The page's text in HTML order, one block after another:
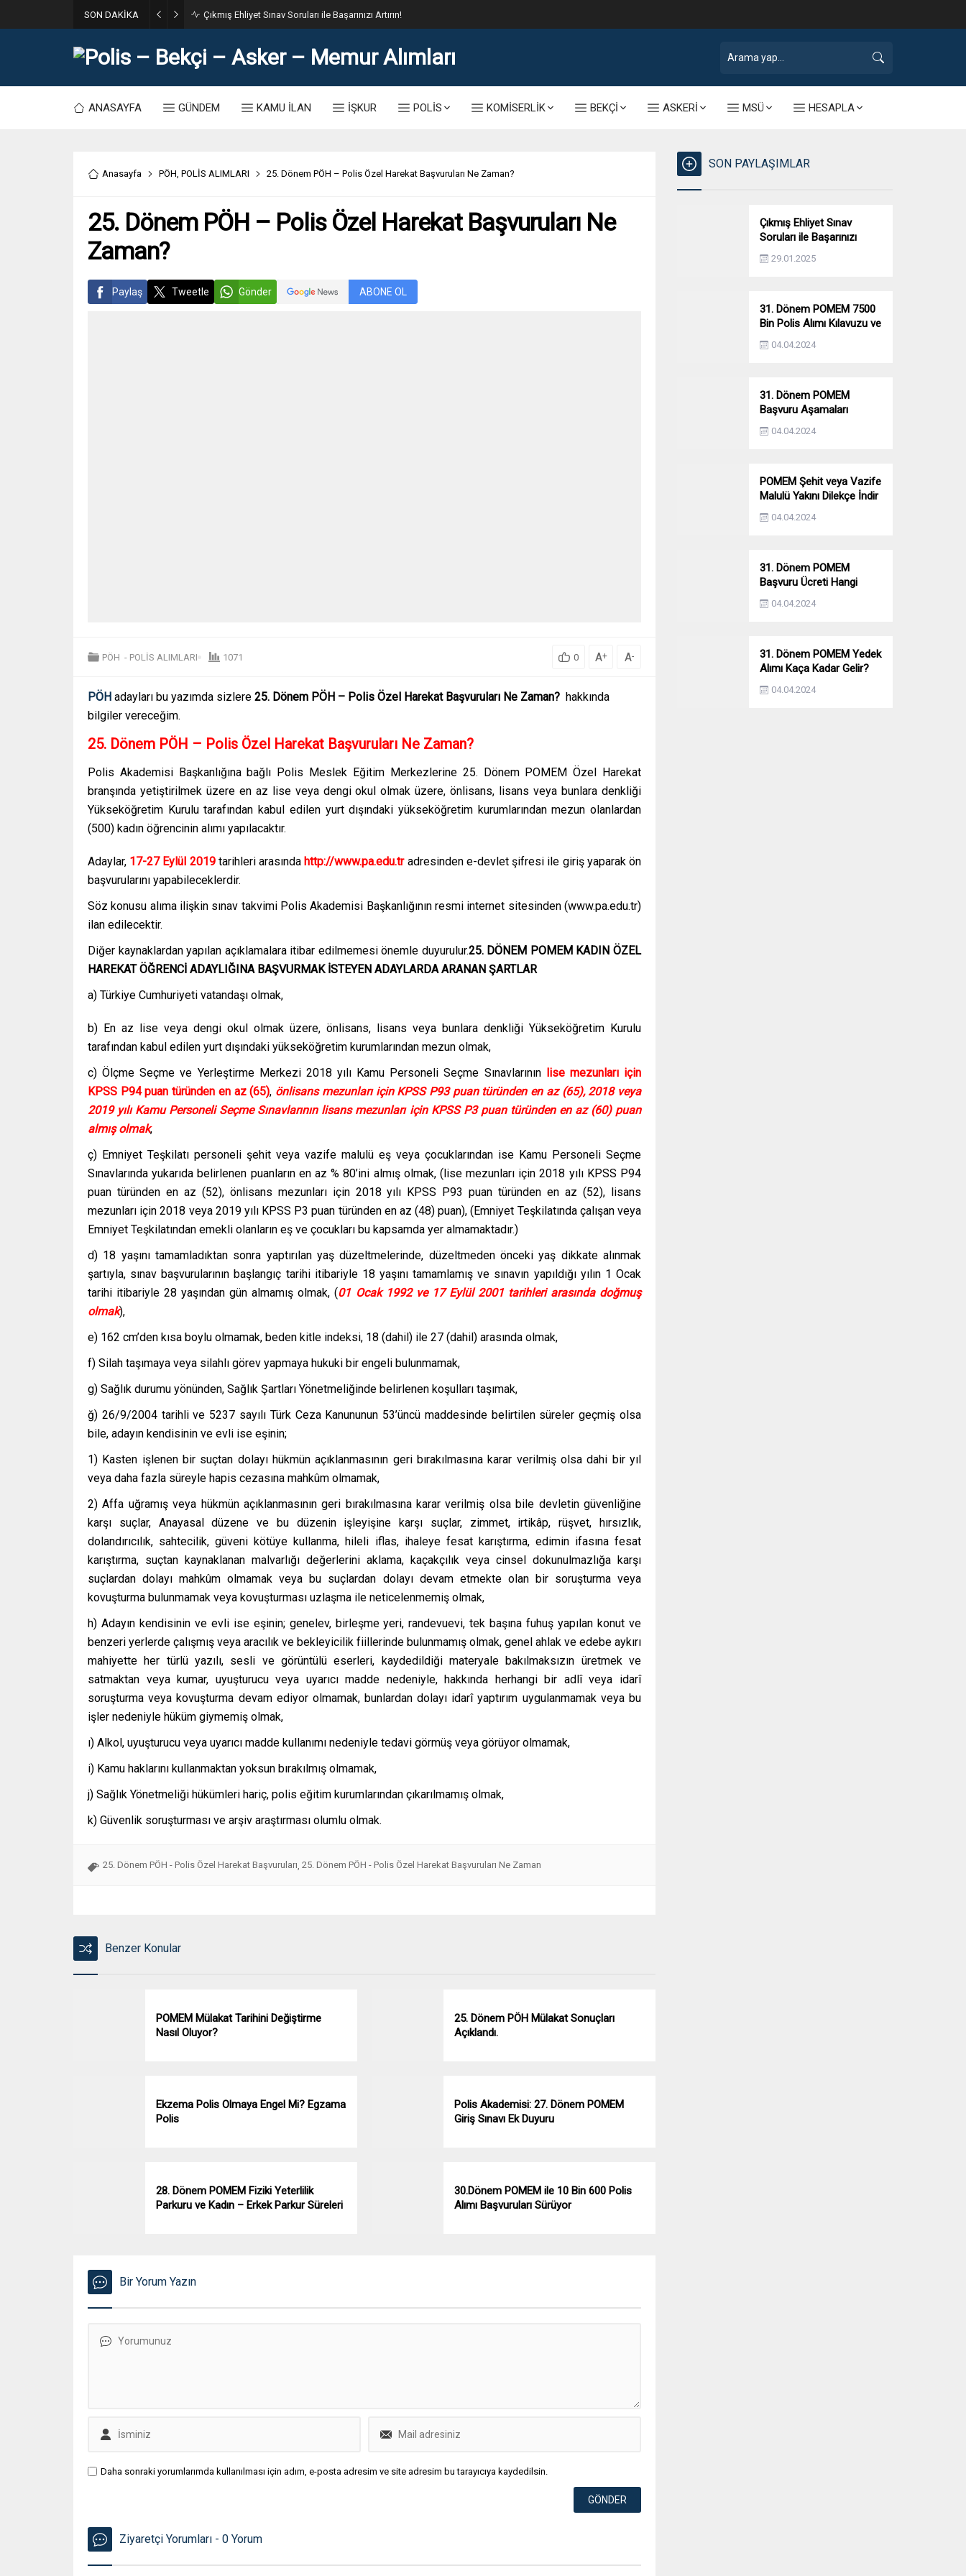
SON DAKİKA 31. Dönem POMEM 7500 Bin Polis Alımı Kılavuzu ve Başvuru Ekranı
ANASAYFA GÜNDEM KAMU İLAN İŞKUR POLİS KOMİSERLİK BEKÇİ ASKERİ MSÜ HESAPLA
Anasayfa PÖH, POLİS ALIMLARI 25. Dönem PÖH – Polis Özel Harekat Başvuruları Ne Zaman?
25. Dönem PÖH – Polis Özel Harekat Başvuruları Ne
Zaman?
Paylaş Tweetle Gönder ABONE OL
PÖH - POLİS ALIMLARI 1071 0 A+ A-
PÖH adayları bu yazımda sizlere 25. Dönem PÖH – Polis Özel Harekat Başvuruları Ne Zaman? hakkında
bilgiler vereceğim.
25. Dönem PÖH – Polis Özel Harekat Başvuruları Ne Zaman?
Polis Akademisi Başkanlığına bağlı Polis Meslek Eğitim Merkezlerine 25. Dönem POMEM Özel Harekat
branşında yetiştirilmek üzere en az lise veya dengi okul olmak üzere, önlisans, lisans veya bunlara denkliği
Yükseköğretim Kurulu tarafından kabul edilen yurt dışındaki yükseköğretim kurumlarından mezun olanlardan
(500) kadın öğrencinin alımı yapılacaktır.
Adaylar, 17-27 Eylül 2019 tarihleri arasında http://www.pa.edu.tradresinden e-devlet şifresi ile giriş yaparak ön
başvurularını yapabileceklerdir.
Söz konusu alıma ilişkin sınav takvimi Polis Akademisi Başkanlığının resmi internet sitesinden (www.pa.edu.tr)
ilan edilecektir.
Diğer kaynaklardan yapılan açıklamalara itibar edilmemesi önemle duyurulur.25. DÖNEM POMEM KADIN ÖZEL
HAREKAT ÖĞRENCİ ADAYLIĞINA BAŞVURMAK İSTEYEN ADAYLARDA ARANAN ŞARTLAR
a) Türkiye Cumhuriyeti vatandaşı olmak,
b) En az lise veya dengi okul olmak üzere, önlisans, lisans veya bunlara denkliği Yükseköğretim Kurulu
tarafından kabul edilen yurt dışındaki yükseköğretim kurumlarından mezun olmak,
c) Ölçme Seçme ve Yerleştirme Merkezi 2018 yılı Kamu Personeli Seçme Sınavlarının lise mezunları için
KPSS P94 puan türünden en az (65), önlisans mezunları için KPSS P93 puan türünden en az (65), 2018 veya
2019 yılı Kamu Personeli Seçme Sınavlarının lisans mezunları için KPSS P3 puan türünden en az (60) puan
almış olmak,
ç) Emniyet Teşkilatı personeli şehit veya vazife malulü eş veya çocuklarından ise Kamu Personeli Seçme
Sınavlarında yukarıda belirlenen puanların en az % 80’ini almış olmak, (lise mezunları için 2018 yılı KPSS P94
puan türünden en az (52), önlisans mezunları için 2018 yılı KPSS P93 puan türünden en az (52), lisans
mezunları için 2018 veya 2019 yılı KPSS P3 puan türünden en az (48) puan), (Emniyet Teşkilatında çalışan veya
Emniyet Teşkilatından emekli olanların eş ve çocukları bu kapsamda yer almamaktadır.)
d) 18 yaşını tamamladıktan sonra yaptırılan yaş düzeltmelerinde, düzeltmeden önceki yaş dikkate alınmak
şartıyla, sınav başvurularının başlangıç tarihi itibariyle 18 yaşını tamamlamış ve sınavın yapıldığı yılın 1 Ocak
tarihi itibariyle 28 yaşından gün almamış olmak, (01 Ocak 1992 ve 17 Eylül 2001 tarihleri arasında doğmuş
olmak),
e) 162 cm’den kısa boylu olmamak, beden kitle indeksi, 18 (dahil) ile 27 (dahil) arasında olmak,
f) Silah taşımaya veya silahlı görev yapmaya hukuki bir engeli bulunmamak,
g) Sağlık durumu yönünden, Sağlık Şartları Yönetmeliğinde belirlenen koşulları taşımak,
ğ) 26/9/2004 tarihli ve 5237 sayılı Türk Ceza Kanununun 53’üncü maddesinde belirtilen süreler geçmiş olsa
bile, adayın kendisinin ve evli ise eşinin;
1) Kasten işlenen bir suçtan dolayı hükmün açıklanmasının geri bırakılmasına karar verilmiş olsa dahi bir yıl
veya daha fazla süreyle hapis cezasına mahkûm olmamak,
2) Affa uğramış veya hükmün açıklanmasının geri bırakılmasına karar verilmiş olsa bile devletin güvenliğine
karşı suçlar, Anayasal düzene ve bu düzenin işleyişine karşı suçlar, zimmet, irtikâp, rüşvet, hırsızlık,
dolandırıcılık, sahtecilik, güveni kötüye kullanma, hileli iflas, ihaleye fesat karıştırma, edimin ifasına fesat
karıştırma, suçtan kaynaklanan malvarlığı değerlerini aklama, kaçakçılık veya cinsel dokunulmazlığa karşı
suçlardan dolayı mahkûm olmamak veya bu suçlardan dolayı devam etmekte olan bir soruşturma veya
kovuşturma bulunmamak veya kovuşturması uzlaşma ile neticelenmemiş olmak,
h) Adayın kendisinin ve evli ise eşinin; genelev, birleşme yeri, randevuevi, tek başına fuhuş yapılan konut ve
benzeri yerlerde çalışmış veya aracılık ve bekleyicilik fiillerinde bulunmamış olmak, genel ahlak ve edebe aykırı
mahiyette her türlü yazılı, sesli ve görüntülü eserleri, kaydedildiği materyale bakılmaksızın üretmek ve
satmaktan veya kumar, uyuşturucu veya uyarıcı madde nedeniyle, hakkında herhangi bir adlî veya idarî
soruşturma veya kovuşturma devam ediyor olmamak, bunlardan dolayı idarî yaptırım uygulanmamak veya bu
işler nedeniyle hüküm giymemiş olmak,
ı) Alkol, uyuşturucu veya uyarıcı madde kullanımı nedeniyle tedavi görmüş veya görüyor olmamak,
i) Kamu haklarını kullanmaktan yoksun bırakılmış olmamak,
j) Sağlık Yönetmeliği hükümleri hariç, polis eğitim kurumlarından çıkarılmamış olmak,
k) Güvenlik soruşturması ve arşiv araştırması olumlu olmak.
25. Dönem PÖH - Polis Özel Harekat Başvuruları, 25. Dönem PÖH - Polis Özel Harekat Başvuruları Ne Zaman
Benzer Konular
POMEM Mülakat Tarihini Değiştirme
Nasıl Oluyor?
25. Dönem PÖH Mülakat Sonuçları
Açıklandı.
Ekzema Polis Olmaya Engel Mi? Egzama
Polis
Polis Akademisi: 27. Dönem POMEM
Giriş Sınavı Ek Duyuru
28. Dönem POMEM Fiziki Yeterlilik
Parkuru ve Kadın – Erkek Parkur Süreleri
30.Dönem POMEM ile 10 Bin 600 Polis
Alımı Başvuruları Sürüyor
Bir Yorum Yazın
Daha sonraki yorumlarımda kullanılması için adım, e-posta adresim ve site adresim bu tarayıcıya kaydedilsin.
Ziyaretçi Yorumları - 0 Yorum
SON PAYLAŞIMLAR
Çıkmış Ehliyet Sınav
Soruları ile Başarınızı
Artırın!
29.01.2025
31. Dönem POMEM 7500
Bin Polis Alımı Kılavuzu ve
Başvuru Ekranı
04.04.2024
31. Dönem POMEM
Başvuru Aşamaları
Nelerdir? Ön Sağlık –
Parkur – Mülakat
04.04.2024
POMEM Şehit veya Vazife
Malulü Yakını Dilekçe İndir
04.04.2024
31. Dönem POMEM
Başvuru Ücreti Hangi
Bankaya Yatırılacak?
04.04.2024
31. Dönem POMEM Yedek
Alımı Kaça Kadar Gelir?
Yıllara Göre Yedek Alımı
04.04.2024